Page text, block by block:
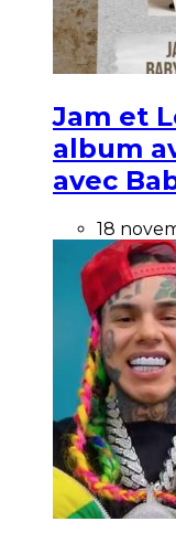
Jam et
album
avec
18